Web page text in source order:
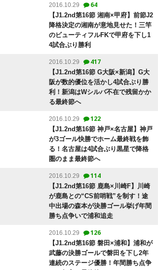
2016.10.29 64
【J1.2nd第16節 湘南×甲府】前節J2
降格決定の湘南が意地見せた！三竿
のビューティフルFKで甲府を下し1
4試合ぶり勝利
2016.10.29 417
【J1.2nd第16節 G大阪×新潟】G大
阪が数的優位を活かし4試合ぶり勝
利！新潟はWシルバ不在で残留かか
る最終節へ
2016.10.29 122
【J1.2nd第16節 神戸×名古屋】神戸
が3ゴール快勝でホーム最終戦を飾
る！名古屋は4試合ぶり黒星で降格
圏のまま最終節へ
2016.10.29 114
【J1.2nd第16節 鹿島×川崎F】川崎
が鹿島との“CS前哨戦”を制す！途
中出場の森本が決勝ゴール挙げ年間
勝ち点争いで浦和追走
2016.10.29 126
【J1.2nd第16節 磐田×浦和】浦和が
武藤の決勝ゴールで磐田を下し2年
連続のステージ優勝！年間勝ち点争